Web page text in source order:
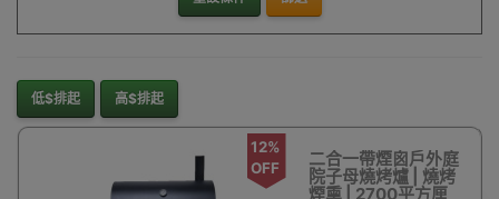
低$排起 高$排起
12%
OFF
二合一帶煙囪戶外庭
院子母燒烤爐 | 燒烤
煙熏 | 2700平方厘